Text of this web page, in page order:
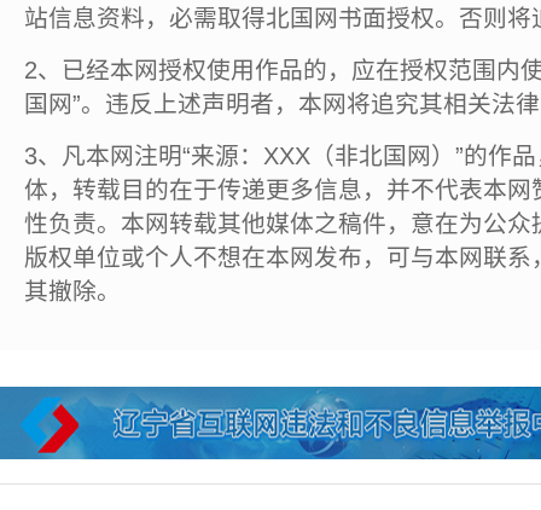
站信息资料，必需取得北国网书面授权。否则将
2、已经本网授权使用作品的，应在授权范围内
国网”。违反上述声明者，本网将追究其相关法
3、凡本网注明“来源：XXX（非北国网）”的作
体，转载目的在于传递更多信息，并不代表本
性负责。本网转载其他媒体之稿件，意在为公
版权单位或个人不想在本网发布，可与本网联
其撤除。